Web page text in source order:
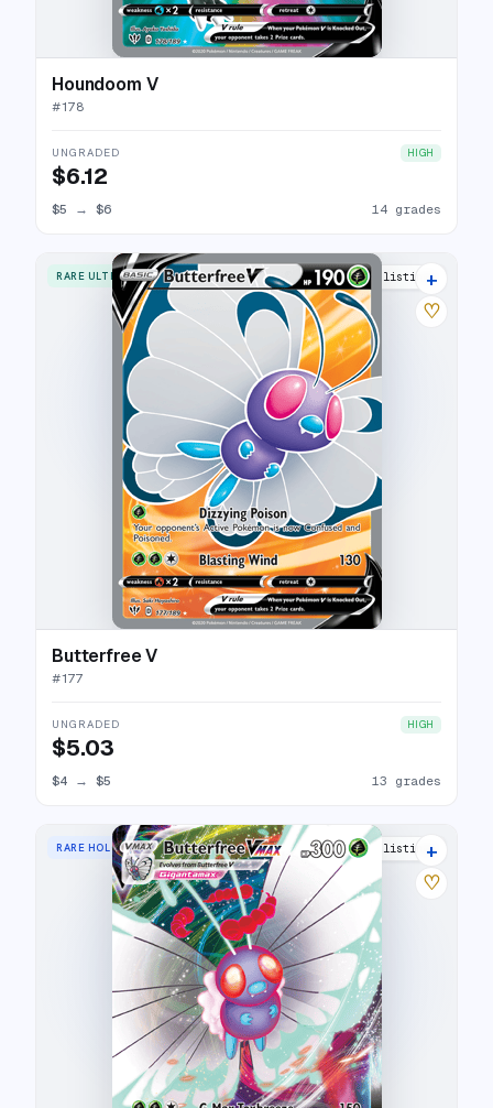
Houndoom V
#178
UNGRADED HIGH
$6.12
$5 → $6 14 grades
RARE ULTRA 17 listings
+
♡
Butterfree V
#177
UNGRADED HIGH
$5.03
$4 → $5 13 grades
RARE HOLO VMAX 17 listings
+
♡